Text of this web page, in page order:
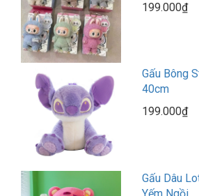
199.000₫
Gấu Bông
40cm
199.000₫
Gấu Dâu
Yếm Ngồi